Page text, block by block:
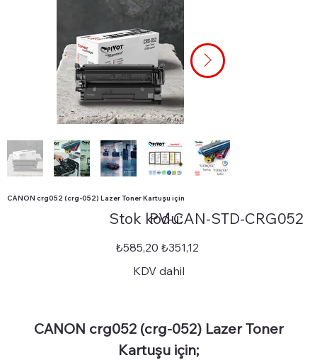
CANON crg052 (crg-052) Lazer Toner Kartuşu için
Stok kodu:
kodu:
STD-
CRG052
PV-CAN-STD-CRG052
Orijinal
fiyat
₺585,20 İndirimli
fiyat
₺351,12
KDV dahil
CANON crg052 (crg-052) Lazer Toner
Kartuşu için;